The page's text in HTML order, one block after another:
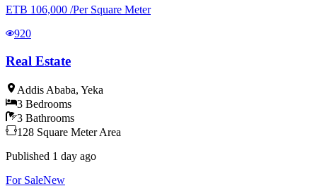
ETB 106,000 /Per Square Meter
920
Real Estate
Addis Ababa, Yeka
3 Bedrooms
3 Bathrooms
128 Square Meter Area
Published 1 day ago
For SaleNew